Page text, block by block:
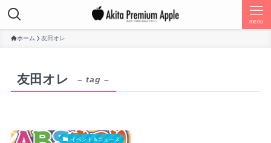
menu
ホーム 友田オレ
友田オレ – tag –
イベント＆ニュース